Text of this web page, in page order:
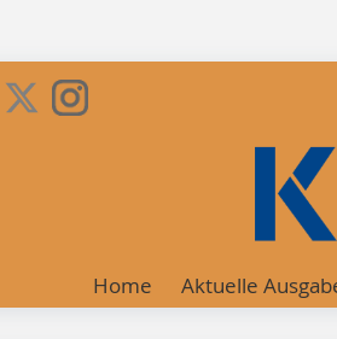
Home Aktuelle